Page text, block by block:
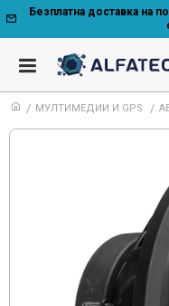
Безплатна доставка на
МУЛТИМЕДИИ И GPS